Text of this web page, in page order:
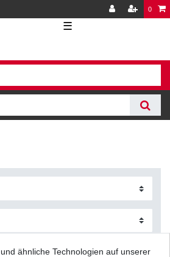
0
☰
ähnliche Technologien auf unserer